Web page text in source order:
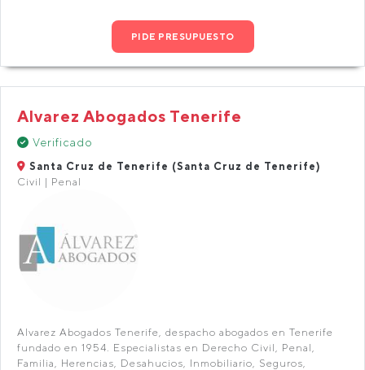
PIDE PRESUPUESTO
Alvarez Abogados Tenerife
Verificado
Santa Cruz de Tenerife (Santa Cruz de Tenerife)
Civil | Penal
Alvarez Abogados Tenerife, despacho abogados en Tenerife
fundado en 1954. Especialistas en Derecho Civil, Penal,
Familia, Herencias, Desahucios, Inmobiliario, Seguros,